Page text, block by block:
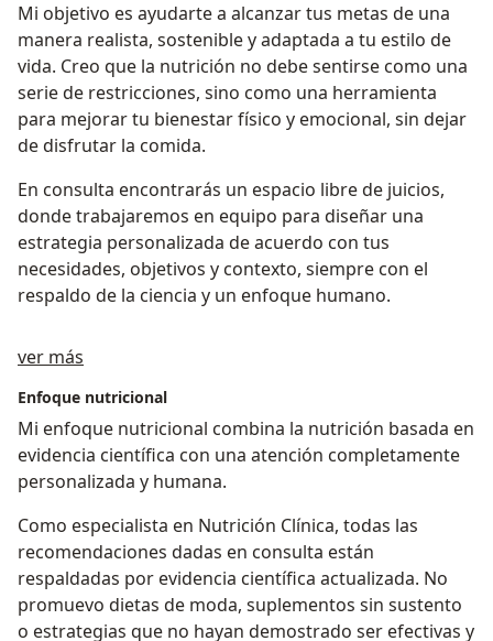
Mi objetivo es ayudarte a alcanzar tus metas de una
manera realista, sostenible y adaptada a tu estilo de
vida. Creo que la nutrición no debe sentirse como una
serie de restricciones, sino como una herramienta
para mejorar tu bienestar físico y emocional, sin dejar
de disfrutar la comida.
En consulta encontrarás un espacio libre de juicios,
donde trabajaremos en equipo para diseñar una
estrategia personalizada de acuerdo con tus
necesidades, objetivos y contexto, siempre con el
respaldo de la ciencia y un enfoque humano.
ver más
Enfoque nutricional
Mi enfoque nutricional combina la nutrición basada en
evidencia científica con una atención completamente
personalizada y humana.
Como especialista en Nutrición Clínica, todas las
recomendaciones dadas en consulta están
respaldadas por evidencia científica actualizada. No
promuevo dietas de moda, suplementos sin sustento
o estrategias que no hayan demostrado ser efectivas y